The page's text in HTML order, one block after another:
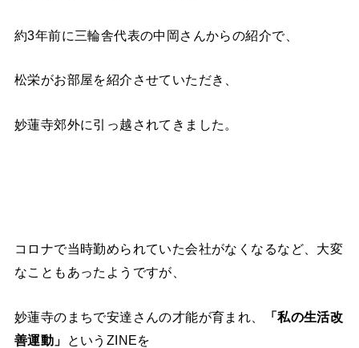
約3年前に三輪舎代表の中岡さんからの紹介で、
松栄がお部屋を紹介させていただき、
妙蓮寺郊外に引っ越されてきました。
コロナで当時勤められていた会社がなくなるなど、大変
なこともあったようですが、
妙蓮寺のまちで安達さんの才能が育まれ、
「私の生活改
善運動」
というZINEを